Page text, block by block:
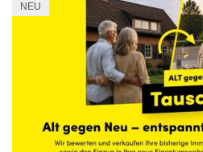
NEU